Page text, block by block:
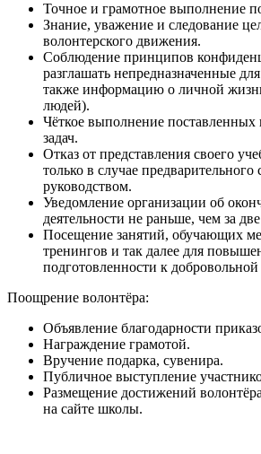
Точное и грамотное выполнение
Знание, уважение и следование
волонтерского движения.
Соблюдение принципов
разглашать непредназначенные
также информацию о личной
людей).
Чёткое выполнение поставленных
задач.
Отказ от представления своего
только в случае предварительного
руководством.
Уведомление организации об
деятельности не раньше, чем за
Посещение занятий, обучающих
тренингов и так далее для
подготовленности к добровольной
Поощрение волонтёра:
Объявление благодарности
Награждение грамотой.
Вручение подарка, сувенира.
Публичное выступление
Размещение достижений
на сайте школы.